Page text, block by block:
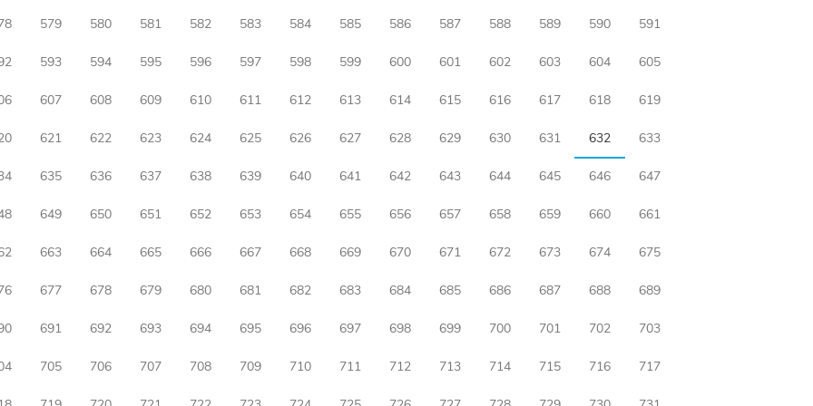
579 580 581 582 583 584 585 586 587 588 589 590 591
593 594 595 596 597 598 599 600 601 602 603 604 605
607 608 609 610 611 612 613 614 615 616 617 618 619
621 622 623 624 625 626 627 628 629 630 631 632 633
635 636 637 638 639 640 641 642 643 644 645 646 647
649 650 651 652 653 654 655 656 657 658 659 660 661
663 664 665 666 667 668 669 670 671 672 673 674 675
677 678 679 680 681 682 683 684 685 686 687 688 689
691 692 693 694 695 696 697 698 699 700 701 702 703
705 706 707 708 709 710 711 712 713 714 715 716 717